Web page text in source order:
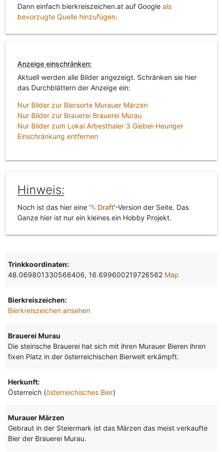
Dann einfach bierkreiszeichen.at auf Google als
bevorzugte Quelle hinzufügen.
Anzeige einschränken:
Aktuell werden alle Bilder angezeigt. Schränken sie hier
das Durchblättern der Anzeige ein:
Nur Bilder zur Biersorte Murauer Märzen
Nur Bilder zur Brauerei Brauerei Murau
Nur Bilder zum Lokal Arbesthaler 3 Giebel-Heuriger
Einschränkung entfernen
Hinweis:
Noch ist das hier eine ' Draft'-Version der Seite. Das
Ganze hier ist nur ein kleines ein Hobby Projekt.
Trinkkoordinaten:
48.069801330566406, 16.699600219726562 Map
Bierkreiszeichen:
Bierkreiszeichen ansehen
Brauerei Murau
Die steirische Brauerei hat sich mit ihren Murauer Bieren ihren
fixen Platz in der österreichischen Bierwelt erkämpft.
Herkunft:
Österreich (österreichisches Bier)
Murauer Märzen
Gebraut in der Steiermark ist das Märzen das meist verkaufte
Bier der Brauerei Murau.